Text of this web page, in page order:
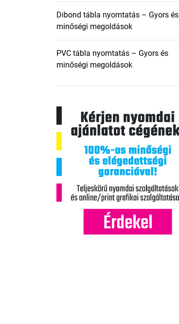
Dibond tábla nyomtatás – Gyors és
minőségi megoldások
PVC tábla nyomtatás – Gyors és
minőségi megoldások